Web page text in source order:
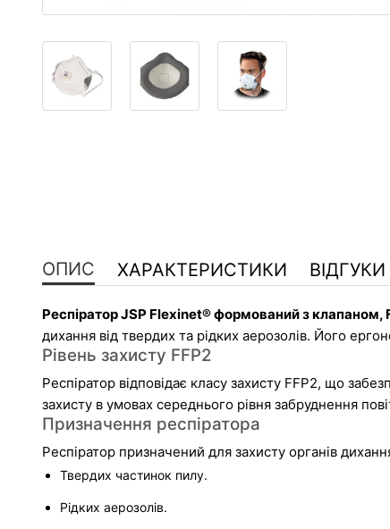
ОПИС ХАРАКТЕРИСТИКИ ВІДГУКИ
Респіратор JSP Flexinet® формований з клапаном,
дихання від твердих та рідких аерозолів. Його
Рівень захисту FFP2
Респіратор відповідає класу захисту FFP2, що
захисту в умовах середнього рівня забруднення
Призначення респіратора
Респіратор призначений для захисту органів
Твердих частинок пилу.
Рідких аерозолів.